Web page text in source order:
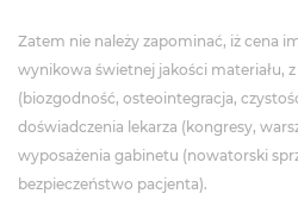
Zatem nie należy zapominać, iż cena
wynikowa świetnej jakości materiału,
(biozgodność, osteointegracja,
doświadczenia lekarza (kongresy,
wyposażenia gabinetu (nowatorski
bezpieczeństwo pacjenta).